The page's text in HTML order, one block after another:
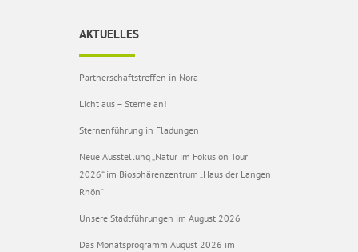
AKTUELLES
Partnerschaftstreffen in Nora
Licht aus – Sterne an!
Sternenführung in Fladungen
Neue Ausstellung „Natur im Fokus on Tour
2026“ im Biosphärenzentrum „Haus der Langen
Rhön“
Unsere Stadtführungen im August 2026
Das Monatsprogramm August 2026 im